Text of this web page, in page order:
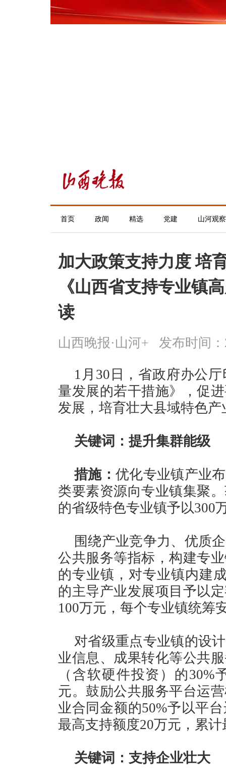
首页 政闻 精选 党建 山河观察
加大政策支持力度
《山西省支持专业镇
读
山西晚报·山河+ 发布时间：
1月30日，省政府办公
量发展的若干措施》，促
发展，培育壮大县域特色产
关键词：提升集群能级
措施： 优化专业镇产业
类要素资源向专业镇集聚
的省级特色专业镇予以300
围绕产业竞争力、优质
公共服务等指标，构建专
的专业镇，对专业镇内建
的主导产业发展项目予以
100万元，每个专业镇统筹
对省级重点专业镇的设
业信息、成果转化等公共
（含软硬件投资）的30%
元。鼓励公共服务平台运
业合同金额的50%予以平
最高支持额度20万元，累
关键词：支持企业壮大